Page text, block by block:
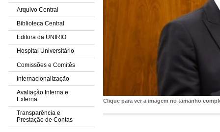
Arquivo Central
Biblioteca Central
Editora da UNIRIO
Hospital Universitário
Comissões e Comitês
Internacionalização
Avaliação Interna e
Externa
Transparência e
Prestação de Contas
Clique para ver a imagem no tamanho